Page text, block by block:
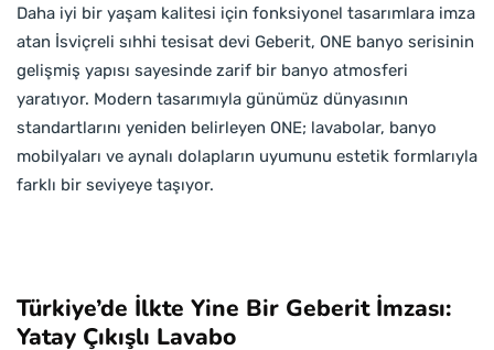
Daha iyi bir yaşam kalitesi için fonksiyonel tasarımlara imza
atan İsviçreli sıhhi tesisat devi Geberit, ONE banyo serisinin
gelişmiş yapısı sayesinde zarif bir banyo atmosferi
yaratıyor. Modern tasarımıyla günümüz dünyasının
standartlarını yeniden belirleyen ONE; lavabolar, banyo
mobilyaları ve aynalı dolapların uyumunu estetik formlarıyla
farklı bir seviyeye taşıyor.
Türkiye’de İlkte Yine Bir Geberit İmzası:
Yatay Çıkışlı Lavabo